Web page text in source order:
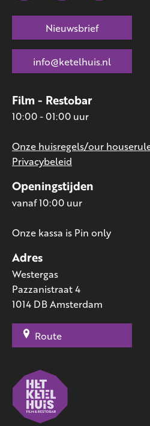
Adres
Westergas
Pazzanistraat 4
1014 DB Amsterdam
Route
Openingstijden
vanaf 10:00 uur
Onze kassa is Pin only
Film - Restobar
10:00 - 01:00 uur
Onze huisregels/our
Privacybeleid
Nieuwsbrief
info@ketelhuis.nl